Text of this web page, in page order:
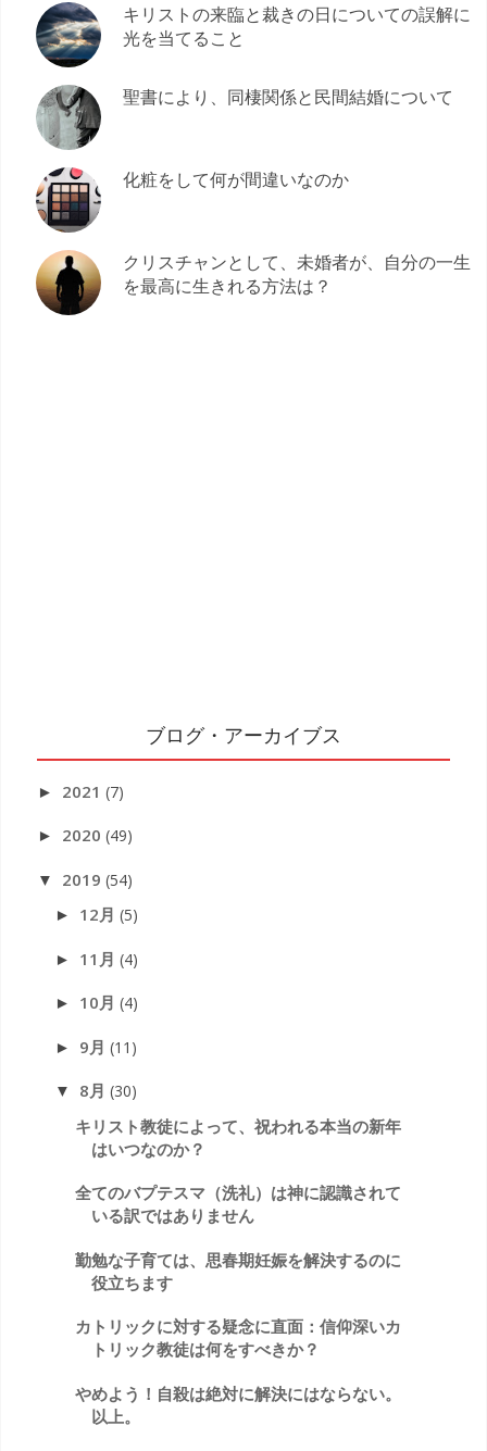
キリストの来臨と裁きの日についての誤解に
光を当てること
聖書により、同棲関係と民間結婚について
化粧をして何が間違いなのか
クリスチャンとして、未婚者が、自分の一生
を最高に生きれる方法は？
ブログ・アーカイブス
► 2021 (7)
► 2020 (49)
▼ 2019 (54)
► 12月(5)
► 11月(4)
► 10月(4)
► 9月(11)
▼ 8月(30)
キリスト教徒によって、祝われる本当の新年
はいつなのか？
全てのバプテスマ（洗礼）は神に認識されて
いる訳ではありません
勤勉な子育ては、思春期妊娠を解決するのに
役立ちます
カトリックに対する疑念に直面：信仰深いカ
トリック教徒は何をすべきか？
やめよう！自殺は絶対に解決にはならない。
以上。